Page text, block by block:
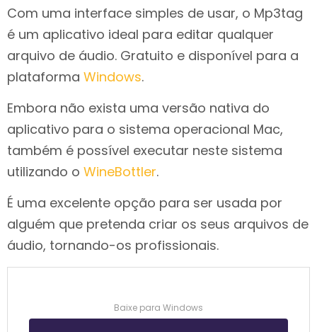
Com uma interface simples de usar, o Mp3tag
é um aplicativo ideal para editar qualquer
arquivo de áudio. Gratuito e disponível para a
plataforma Windows.
Embora não exista uma versão nativa do
aplicativo para o sistema operacional Mac,
também é possível executar neste sistema
utilizando o WineBottler.
É uma excelente opção para ser usada por
alguém que pretenda criar os seus arquivos de
áudio, tornando-os profissionais.
Baixe para Windows